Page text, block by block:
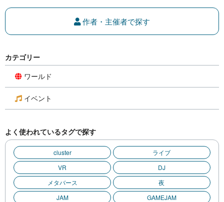
作者・主催者で探す
カテゴリー
ワールド
イベント
よく使われているタグで探す
cluster
ライブ
VR
DJ
メタバース
夜
JAM
GAMEJAM